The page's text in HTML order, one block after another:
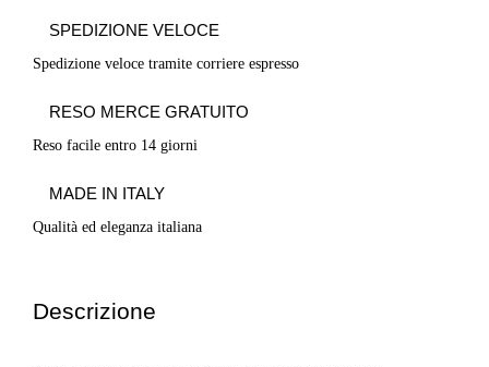
SPEDIZIONE VELOCE
Spedizione veloce tramite corriere espresso
RESO MERCE GRATUITO
Reso facile entro 14 giorni
MADE IN ITALY
Qualità ed eleganza italiana
Descrizione